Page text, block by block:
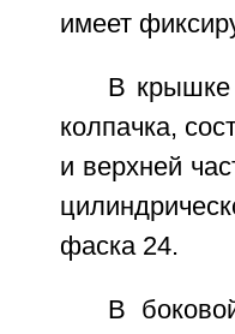
имеет
В крышке
колпачка,
и верхней
фаска 24.
В